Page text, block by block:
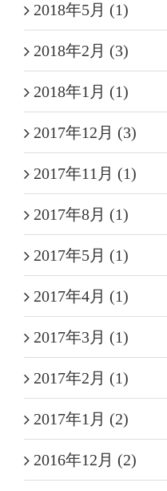
2018年5月 (1)
2018年2月 (3)
2018年1月 (1)
2017年12月 (3)
2017年11月 (1)
2017年8月 (1)
2017年5月 (1)
2017年4月 (1)
2017年3月 (1)
2017年2月 (1)
2017年1月 (2)
2016年12月 (2)